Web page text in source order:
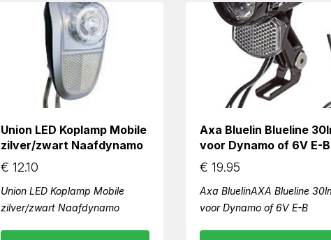
Union LED Koplamp Mobile
zilver/zwart Naafdynamo
€ 12.10
Union LED Koplamp Mobile
zilver/zwart Naafdynamo
Axa Bluelin Blueline
voor Dynamo of 6V E-B
€ 19.95
Axa BluelinAXA Blueline
voor Dynamo of 6V E-B